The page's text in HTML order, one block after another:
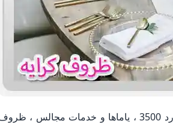
توریکس ، باند فلش خور ، ساب ، دایناکورد 1800 ، دایناکورد 2400 ، دایناکورد 3500 ، یاماها و خدمات مجالس ،